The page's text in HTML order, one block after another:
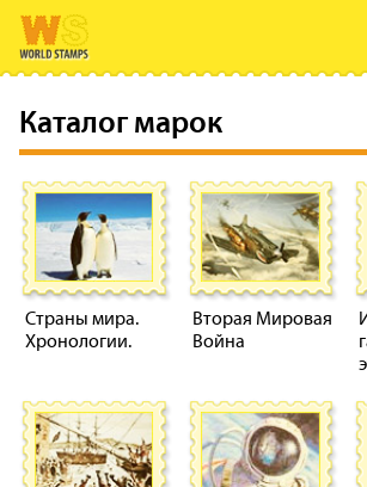
Каталог марок
Страны мира.
Хронологии.
Вторая Мировая
Война